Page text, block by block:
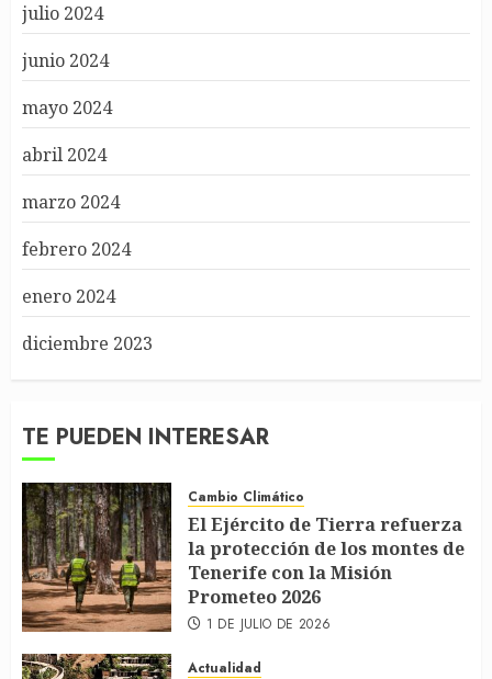
julio 2024
junio 2024
mayo 2024
abril 2024
marzo 2024
febrero 2024
enero 2024
diciembre 2023
TE PUEDEN INTERESAR
Cambio Climático
El Ejército de Tierra refuerza
la protección de los montes de
Tenerife con la Misión
Prometeo 2026
1 DE JULIO DE 2026
Actualidad